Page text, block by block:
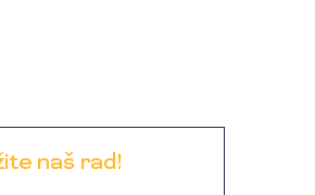
naš rad!